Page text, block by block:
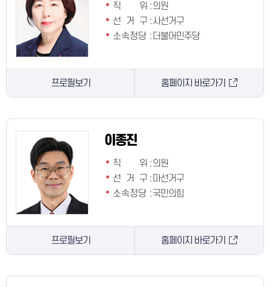
직 위
:의원
선 거 구 :사선거구
소속정당 : 더불어민주당
프로필보기 홈페이지 바로가기
이종진
직 위
:의원
선 거 구 : 마선거구
소속정당 :국민의힘
프로필보기 홈페이지 바로가기